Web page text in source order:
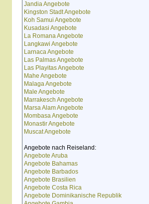
Jandia Angebote
Kingston Stadt Angebote
Koh Samui Angebote
Kusadasi Angebote
La Romana Angebote
Langkawi Angebote
Larnaca Angebote
Las Palmas Angebote
Las Playitas Angebote
Mahe Angebote
Malaga Angebote
Male Angebote
Marrakesch Angebote
Marsa Alam Angebote
Mombasa Angebote
Monastir Angebote
Muscat Angebote
Angebote nach Reiseland:
Angebote Aruba
Angebote Bahamas
Angebote Barbados
Angebote Brasilien
Angebote Costa Rica
Angebote Dominikanische Republik